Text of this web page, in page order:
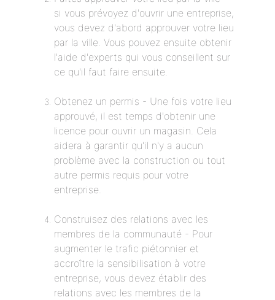
si vous prévoyez d'ouvrir une entreprise,
vous devez d'abord approuver votre lieu
par la ville. Vous pouvez ensuite obtenir
l'aide d'experts qui vous conseillent sur
ce qu'il faut faire ensuite.
Obtenez un permis - Une fois votre lieu
approuvé, il est temps d'obtenir une
licence pour ouvrir un magasin. Cela
aidera à garantir qu'il n'y a aucun
problème avec la construction ou tout
autre permis requis pour votre
entreprise.
Construisez des relations avec les
membres de la communauté - Pour
augmenter le trafic piétonnier et
accroître la sensibilisation à votre
entreprise, vous devez établir des
relations avec les membres de la